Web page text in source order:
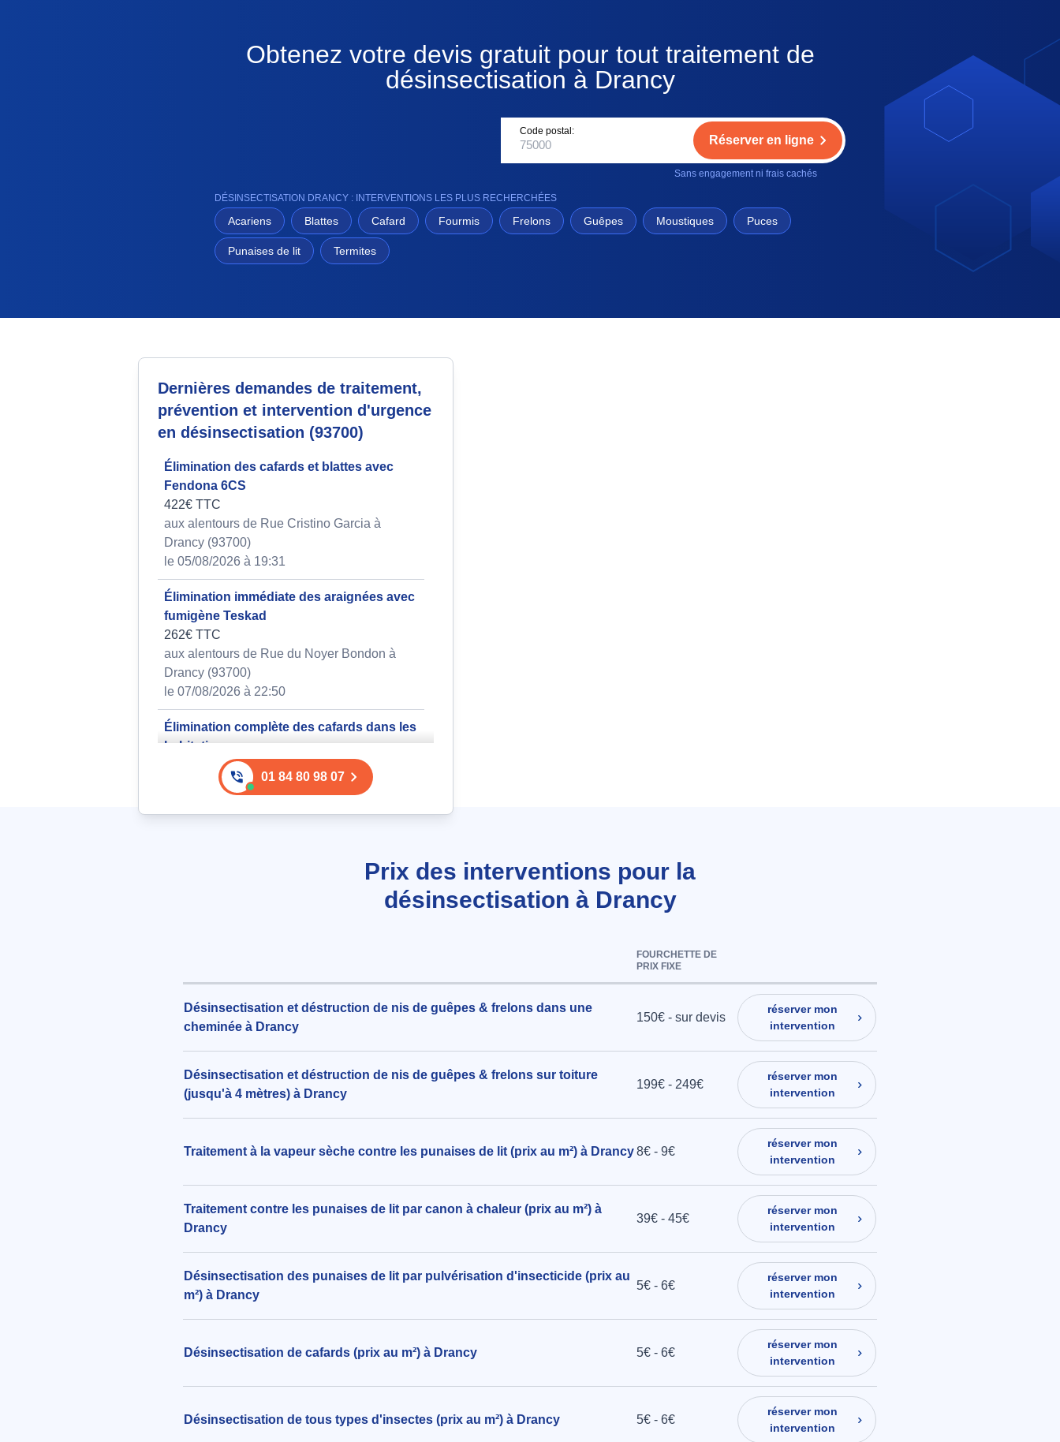
Obtenez votre devis gratuit pour tout traitement de
désinsectisation à Drancy
Code postal:
Réserver en ligne
Sans engagement ni frais cachés
DÉSINSECTISATION DRANCY : INTERVENTIONS LES PLUS RECHERCHÉES
Acariens Blattes Cafard Fourmis Frelons Guêpes Moustiques Puces
Punaises de lit Termites
Dernières demandes de traitement,
prévention et intervention d'urgence
en désinsectisation (93700)
Élimination des cafards et blattes avec
Fendona 6CS
422€ TTC
aux alentours de Rue Cristino Garcia à
Drancy (93700)
le 05/08/2026 à 19:31
Élimination immédiate des araignées avec
fumigène Teskad
262€ TTC
aux alentours de Rue du Noyer Bondon à
Drancy (93700)
le 07/08/2026 à 22:50
Élimination complète des cafards dans les
habitations
aux alentours de Rue de la Libération à
Élimination des mites textiles à domicile
202€ TTC
aux alentours de Avenue Honorine à Drancy
Remplacement Recharge pour Piège
Moustique Tigre Biogents BG-Home
aux alentours de Impasse Niel à Drancy
01 84 80 98 07
Prix des interventions pour la
désinsectisation à Drancy
FOURCHETTE DE
PRIX FIXE
Désinsectisation et déstruction de nis de guêpes & frelons dans une
cheminée à Drancy
150€ - sur devis
réserver mon
intervention
Désinsectisation et déstruction de nis de guêpes & frelons sur toiture
(jusqu'à 4 mètres) à Drancy
199€ - 249€
réserver mon
intervention
Traitement à la vapeur sèche contre les punaises de lit (prix au m²) à Drancy8€ - 9€
réserver mon
intervention
Traitement contre les punaises de lit par canon à chaleur (prix au m²) à
Drancy
39€ - 45€
réserver mon
intervention
Désinsectisation des punaises de lit par pulvérisation d'insecticide (prix au
m²) à Drancy
5€ - 6€
réserver mon
intervention
Désinsectisation de cafards (prix au m²) à Drancy 5€ - 6€
réserver mon
intervention
Désinsectisation de tous types d'insectes (prix au m²) à Drancy 5€ - 6€
réserver mon
intervention